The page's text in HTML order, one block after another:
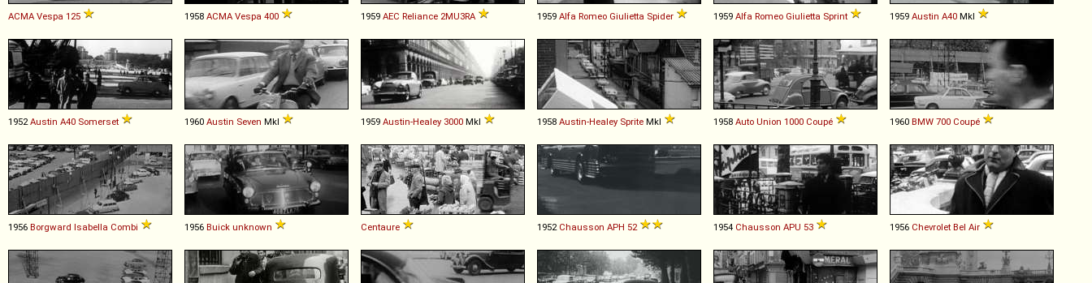
ACMA Vespa 125 1958 ACMA Vespa 400 1959 AEC Reliance 2MU3RA 1959 Alfa Romeo Giulietta Spider 1959 Alfa Romeo Giulietta Sprint 1959 Austin A40 MkI
1952 Austin A40 Somerset 1960 Austin Seven MkI 1959 Austin-Healey 3000 MkI 1958 Austin-Healey Sprite MkI 1958 Auto Union 1000 Coupé 1960 BMW 700 Coupé
1956 Borgward Isabella Combi 1956 Buick unknown Centaure 1952 Chausson APH 52 1954 Chausson APU 53 1956 Chevrolet Bel Air